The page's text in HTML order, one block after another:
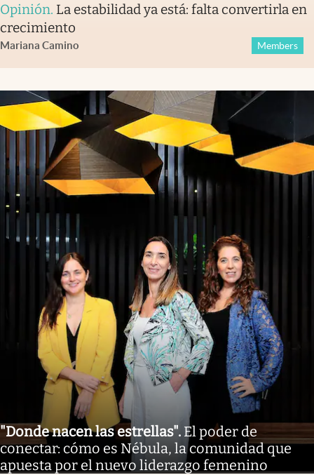
Opinión. La estabilidad ya está: falta convertirla en
crecimiento
Mariana Camino Members
"Donde nacen las estrellas". El poder de
conectar: cómo es Nébula, la comunidad que
apuesta por el nuevo liderazgo femenino